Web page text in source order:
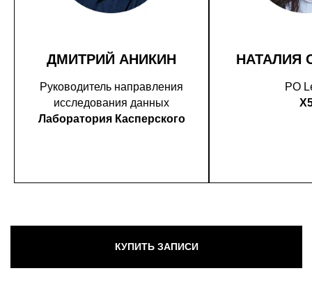
ДМИТРИЙ АНИКИН
Руководитель направления
исследования данных
Лаборатория Касперского
НАТАЛИЯ
PO